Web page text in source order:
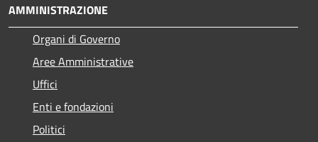
AMMINISTRAZIONE
Organi di Governo
Aree Amministrative
Uffici
Enti e fondazioni
Politici